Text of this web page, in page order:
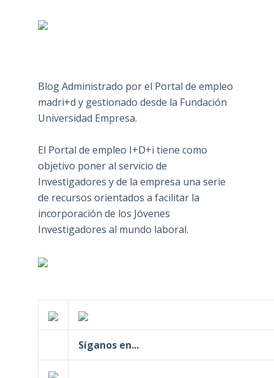
Blog Administrado por el Portal de empleo
madri+d y gestionado desde la Fundación
Universidad Empresa.
El Portal de empleo I+D+i tiene como
objetivo poner al servicio de
Investigadores y de la empresa una serie
de recursos orientados a facilitar la
incorporación de los Jóvenes
Investigadores al mundo laboral.
Síganos en...